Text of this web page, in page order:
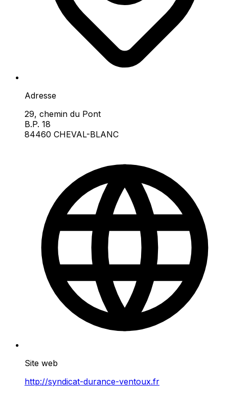
Adresse
29, chemin du Pont
B.P. 18
84460 CHEVAL-BLANC
Site web
http://syndicat-durance-ventoux.fr